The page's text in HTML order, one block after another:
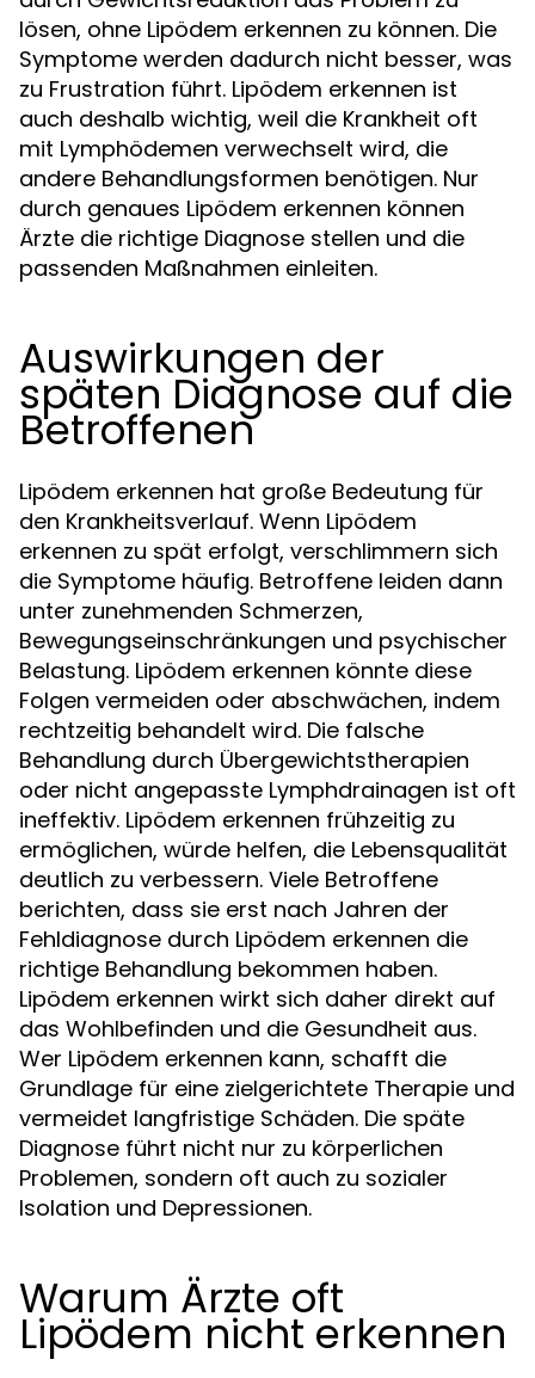
lösen, ohne Lipödem erkennen zu können. Die
Symptome werden dadurch nicht besser, was
zu Frustration führt. Lipödem erkennen ist
auch deshalb wichtig, weil die Krankheit oft
mit Lymphödemen verwechselt wird, die
andere Behandlungsformen benötigen. Nur
durch genaues Lipödem erkennen können
Ärzte die richtige Diagnose stellen und die
passenden Maßnahmen einleiten.
Auswirkungen der
späten Diagnose auf die
Betroffenen
Lipödem erkennen hat große Bedeutung für
den Krankheitsverlauf. Wenn Lipödem
erkennen zu spät erfolgt, verschlimmern sich
die Symptome häufig. Betroffene leiden dann
unter zunehmenden Schmerzen,
Bewegungseinschränkungen und psychischer
Belastung. Lipödem erkennen könnte diese
Folgen vermeiden oder abschwächen, indem
rechtzeitig behandelt wird. Die falsche
Behandlung durch Übergewichtstherapien
oder nicht angepasste Lymphdrainagen ist oft
ineffektiv. Lipödem erkennen frühzeitig zu
ermöglichen, würde helfen, die Lebensqualität
deutlich zu verbessern. Viele Betroffene
berichten, dass sie erst nach Jahren der
Fehldiagnose durch Lipödem erkennen die
richtige Behandlung bekommen haben.
Lipödem erkennen wirkt sich daher direkt auf
das Wohlbefinden und die Gesundheit aus.
Wer Lipödem erkennen kann, schafft die
Grundlage für eine zielgerichtete Therapie und
vermeidet langfristige Schäden. Die späte
Diagnose führt nicht nur zu körperlichen
Problemen, sondern oft auch zu sozialer
Isolation und Depressionen.
Warum Ärzte oft
Lipödem nicht erkennen